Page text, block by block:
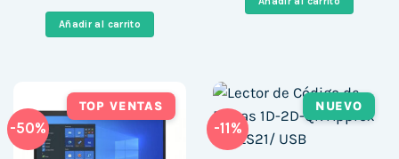
era:
1.599,00 €.
Añadir al carrito
419,00 €.
136,00 €.
-50%
TOP VENTAS
-11%
NUEVO